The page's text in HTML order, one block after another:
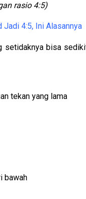
rasio 4:5)
Jadi 4:5, Ini Alasannya
setidaknya bisa
tekan yang lama
bawah